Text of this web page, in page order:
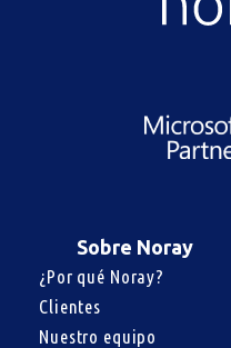
Sobre Noray
¿Por qué Noray?
Clientes
Nuestro equipo